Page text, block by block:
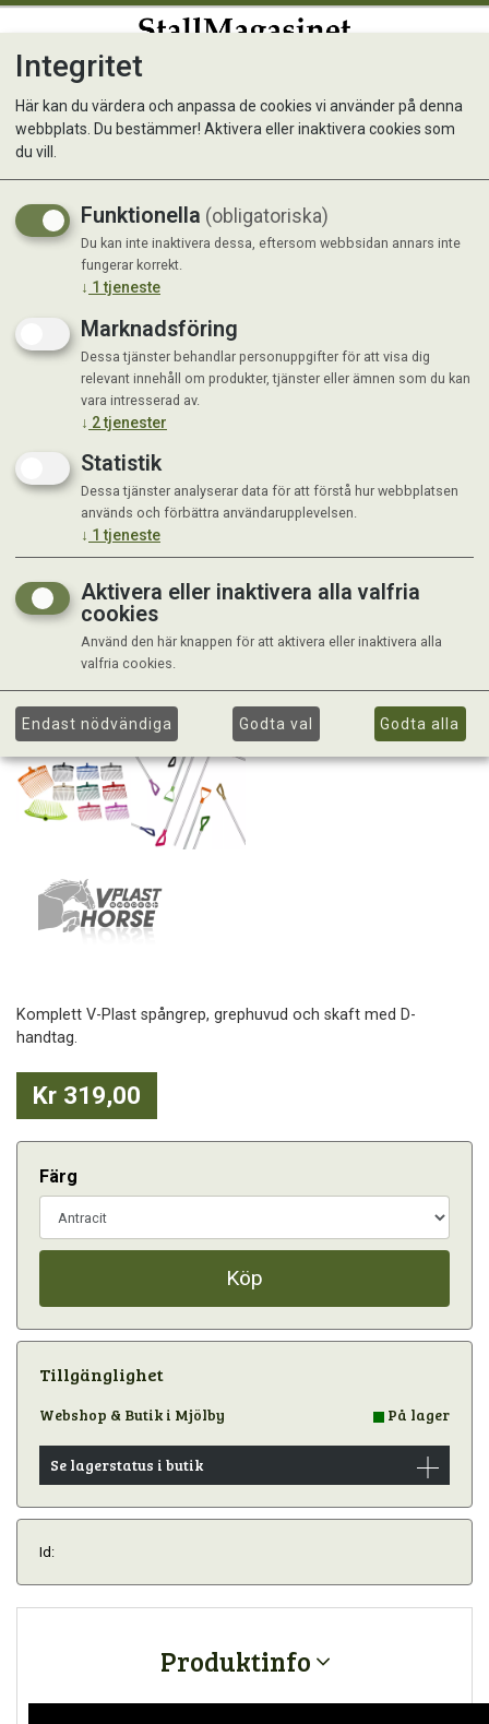
Spångrep V-plast - Komplett
med skaft
Komplett V-Plast spångrep, grephuvud och skaft med D-
handtag.
Kr 319,00
Färg
Köp
Tillgänglighet
Webshop & Butik i Mjölby På lager
Se lagerstatus i butik
Id:
Produktinfo
Integritet
Här kan du värdera och anpassa de cookies vi använder på denna
webbplats. Du bestämmer! Aktivera eller inaktivera cookies som
du vill.
Funktionella (obligatoriska)
Du kan inte inaktivera dessa, eftersom webbsidan annars inte
fungerar korrekt.
↓ 1 tjeneste
Marknadsföring
Dessa tjänster behandlar personuppgifter för att visa dig
relevant innehåll om produkter, tjänster eller ämnen som du kan
vara intresserad av.
↓ 2tjenester
Statistik
Dessa tjänster analyserar data för att förstå hur webbplatsen
används och förbättra användarupplevelsen.
↓ 1 tjeneste
Aktivera eller inaktivera alla valfria
cookies
Använd den här knappen för att aktivera eller inaktivera alla
valfria cookies.
Endast nödvändiga Godta val Godta alla